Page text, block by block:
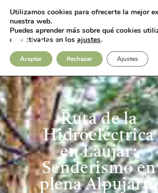
Ruta de la
Hidroeléctrica
en Laujar:
Senderismo en
plena Alpujarra
Utilizamos cookies para ofrecerte la mejor
nuestra web.
Puedes aprender más sobre qué cookies
desactivarlas en los ajustes.
Aceptar Rechazar Ajustes